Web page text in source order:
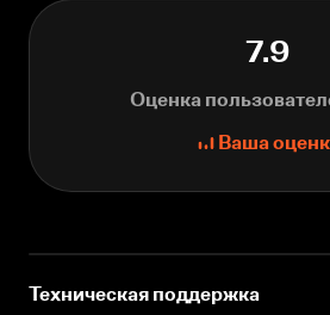
7.9
Оценка
Ваша
Техническая поддержка